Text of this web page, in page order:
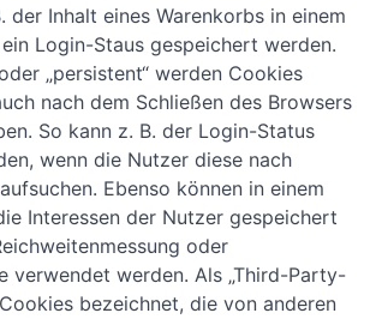
der Inhalt eines Warenkorbs in einem
Login-Staus gespeichert werden.
„persistent“ werden Cookies
nach dem Schließen des Browsers
So kann z. B. der Login-Status
wenn die Nutzer diese nach
Ebenso können in einem
Interessen der Nutzer gespeichert
oder
verwendet werden. Als „Third-Party-
bezeichnet, die von anderen